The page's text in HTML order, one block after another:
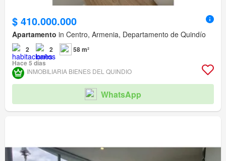
$ 410.000.000
Apartamento in Centro, Armenia, Departamento de Quindío
2 2
58 m²
Hace 5 días
INMOBILIARIA BIENES DEL QUINDIO
WhatsApp